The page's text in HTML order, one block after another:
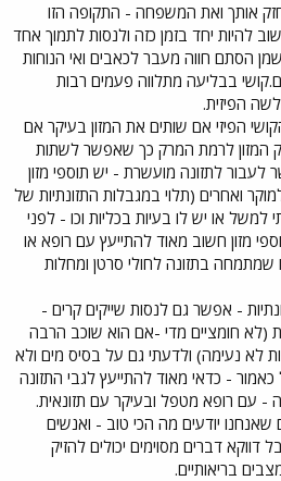
אותך ואת המשפחה - התקופה הזו
להיות יחד בזמן כזה ולנסות לתמוך אחד
הסתם חווה מעבר לכאבים ואי הנוחות
בבליעה מתלווה פעמים רבות
הפיזית.
הפיזי אם שותים את המזון בעיקר אם
המזון לרמת המרק כך שאפשר לשתות
לעבור לתזונה מועשרת - יש תוספי מזון
ואחרים (תלוי במגבלות התזונתיות של
למשל או יש לו בעיות בכליות וכו - לפני
מזון חשוב מאוד להתייעץ עם רופא או
שמתמחה בתזונה לחולי סרטן ומחלות
- אפשר גם לנסות שייקים קרים -
(לא חומציים מדי -אם הוא שוכב הרבה
לא נעימה) ולדעתי גם על בסיס מים ולא
- כדאי מאוד להתייעץ לגבי התזונה
- עם רופא מטפל ובעיקר עם תזונאית.
יודעים מה הכי טוב - ואנשים
דווקא דברים מסוימים יכולים להזיק
בריאותיים.